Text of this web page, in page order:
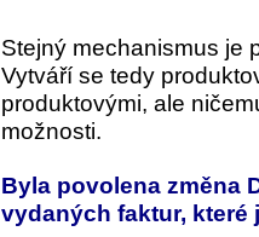
Stejný mechanismus je
Vytváří se tedy
produktovými, ale
možnosti.
Byla povolena změna
vydaných faktur,